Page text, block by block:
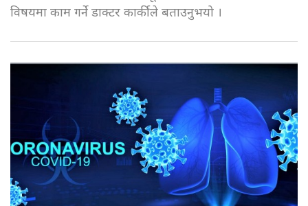
विषयमा काम गर्ने डाक्टर कार्कीले बताउनुभयो ।